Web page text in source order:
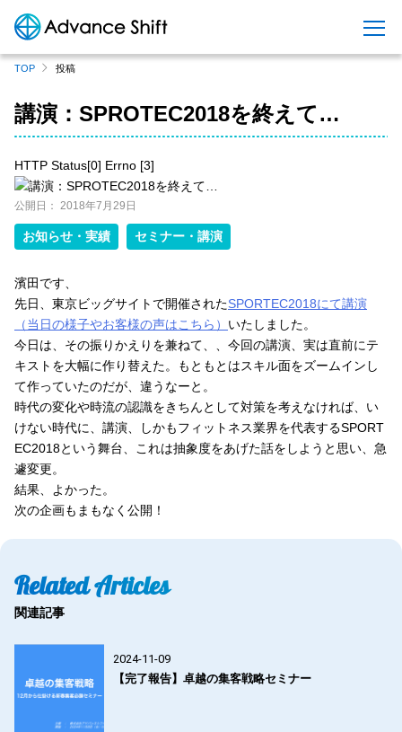
S
TOP 投稿
講演：SPROTEC2018を終えて…
HTTP Status[0] Errno [3]
公開日： 2018年7月29日
お知らせ・実績 セミナー・講演
濱田です、
先日、東京ビッグサイトで開催されたSPORTEC2018にて講演
（当日の様子やお客様の声はこちら） いたしました。
今日は、その振りかえりを兼ねて、、今回の講演、実は直前にテ
キストを大幅に作り替えた。もともとはスキル面をズームインし
て作っていたのだが、違うなーと。
時代の変化や時流の認識をきちんとして対策を考えなければ、い
けない時代に、講演、しかもフィットネス業界を代表するSPORT
EC2018という舞台、これは抽象度をあげた話をしようと思い、急
遽変更。
結果、よかった。
次の企画もまもなく公開！
Related Articles
関連記事
2024-11-09
【完了報告】卓越の集客戦略セミナー